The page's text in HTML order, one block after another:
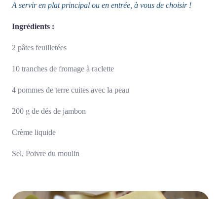
A servir en plat principal ou en entrée, à vous de choisir !
Ingrédients :
2 pâtes feuilletées
10 tranches de fromage à raclette
4 pommes de terre cuites avec la peau
200 g de dés de jambon
Crème liquide
Sel, Poivre du moulin